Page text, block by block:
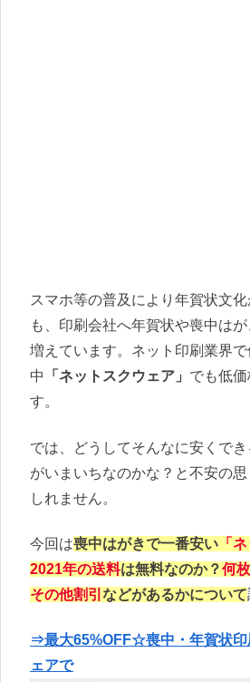
スマホ等の普及により年賀状文
も、印刷会社へ年賀状や喪中は
増えています。ネット印刷業界
中
「ネットスクウェア」 でも低
す。
では、どうしてそんなに安くで
がいまいちなのかな？と不安の
しれません。
今回は喪中はがきで一番安い 「
2021年の送料は無料なのか？何
その他割引 などがあるかについて
⇒最大65%OFF☆喪中・年賀状印
ェアで